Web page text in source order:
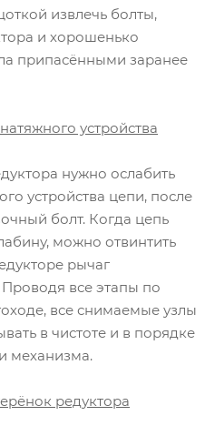
извлечь болты,
и хорошенько
припасёнными заранее
устройства
нужно ослабить
устройства цепи, после
болт. Когда цепь
можно отвинтить
рычаг
все этапы по
все снимаемые узлы
в чистоте и в порядке
механизма.
редуктора